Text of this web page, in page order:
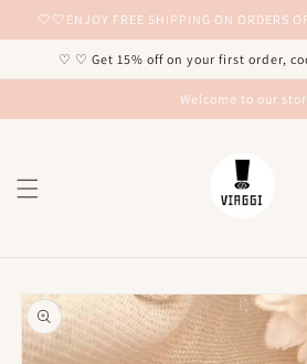
directamente
al contenido
🤍🤍ENJOY FREE SHIPPING ON ORDERS
♡ ♡ Get 15% off on your first order,
Welcome to our
directamente
a la
información
del producto